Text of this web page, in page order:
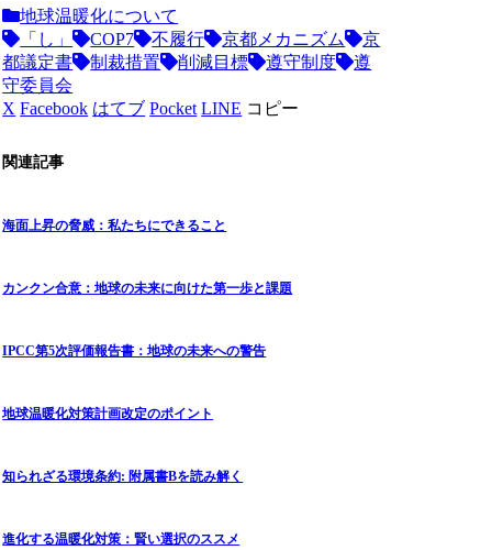
地球温暖化について
「し」
COP7 不履行 京都メカニズム
京
都議定書
制裁措置 削減目標 遵守制度
遵
守委員会
X Facebook はてブ Pocket LINE コピー
関連記事
海面上昇の脅威：私たちにできること
カンクン合意：地球の未来に向けた第一歩と課題
IPCC第5次評価報告書：地球の未来への警告
地球温暖化対策計画改定のポイント
知られざる環境条約: 附属書Bを読み解く
進化する温暖化対策：賢い選択のススメ